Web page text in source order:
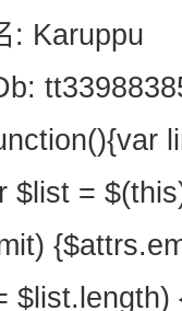
: Karuppu
$list =
$list.length)